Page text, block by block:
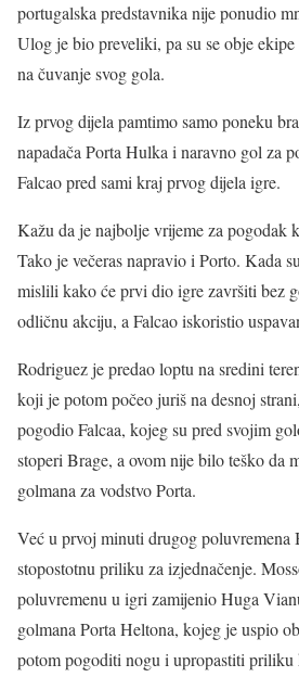
portugalska predstavnika nije ponudio
Ulog je bio preveliki, pa su se obje
na čuvanje svog gola.
Iz prvog dijela pamtimo samo poneku
napadača Porta Hulka i naravno gol za
Falcao pred sami kraj prvog dijela igre.
Kažu da je najbolje vrijeme za pogodak
Tako je večeras napravio i Porto. Kada
mislili kako će prvi dio igre završiti bez
odličnu akciju, a Falcao iskoristio
Rodriguez je predao loptu na sredini
koji je potom počeo juriš na desnoj
pogodio Falcaa, kojeg su pred svojim
stoperi Brage, a ovom nije bilo teško da
golmana za vodstvo Porta.
Već u prvoj minuti drugog poluvremena
stopostotnu priliku za izjednačenje.
poluvremenu u igri zamijenio Huga
golmana Porta Heltona, kojeg je uspio
potom pogoditi nogu i upropastiti priliku